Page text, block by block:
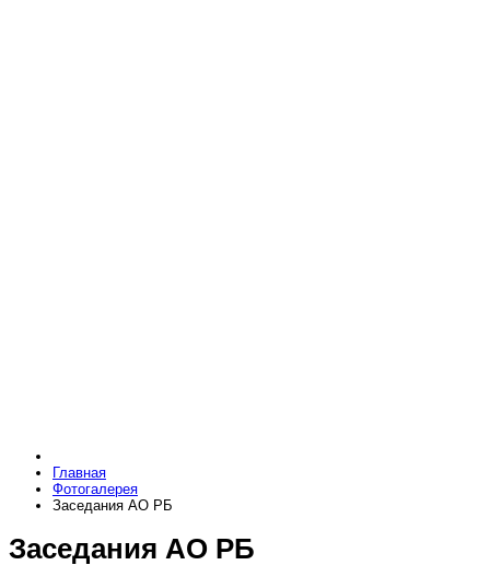
Главная
Фотогалерея
Заседания АО РБ
Заседания АО РБ